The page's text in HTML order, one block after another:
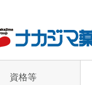
資格等